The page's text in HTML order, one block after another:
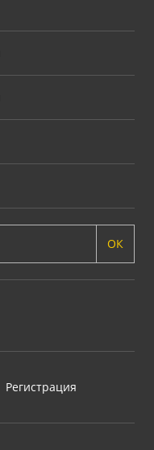
ОК
Регистрация